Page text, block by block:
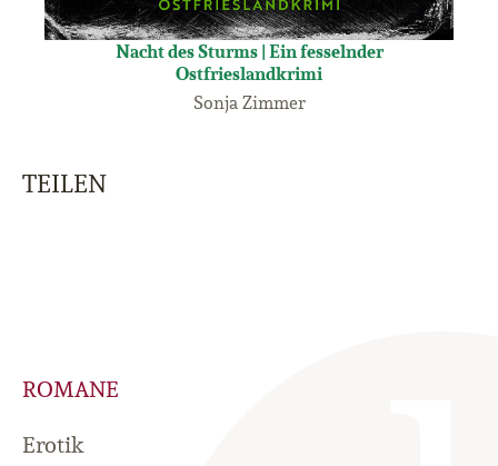
Nacht des Sturms | Ein fesselnder
Ostfrieslandkrimi
Sonja Zimmer
TEILEN
ROMANE
Erotik